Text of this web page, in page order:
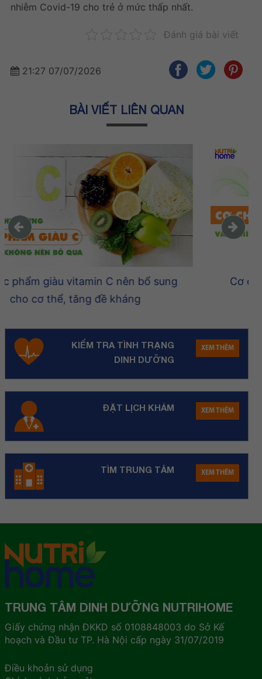
nhiễm Covid-19 cho trẻ ở mức thấp nhất.
Đánh giá bài viết
21:27 07/07/2026
BÀI VIẾT LIÊN QUAN
Cơ chế tiết sữa: Sữa mẹ được tạo thành
như thế nào?
KIỂM TRA TÌNH TRẠNG
DINH DƯỠNG
XEM THÊM
ĐẶT LỊCH KHÁM XEM THÊM
TÌM TRUNG TÂM XEM THÊM
TRUNG TÂM DINH DƯỠNG NUTRIHOME
Giấy chứng nhận ĐKKD số 0108848003 do Sở Kế
hoạch và Đầu tư TP. Hà Nội cấp ngày 31/07/2019
Điều khoản sử dụng